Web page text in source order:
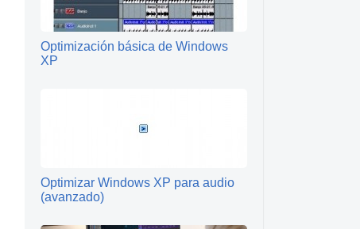
Optimización básica de Windows
XP
Optimizar Windows XP para audio
(avanzado)